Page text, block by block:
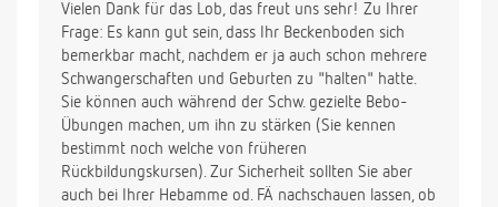
Vielen Dank für das Lob, das freut uns sehr! Zu Ihrer
Frage: Es kann gut sein, dass Ihr Beckenboden sich
bemerkbar macht, nachdem er ja auch schon mehrere
Schwangerschaften und Geburten zu "halten" hatte.
Sie können auch während der Schw. gezielte Bebo-
Übungen machen, um ihn zu stärken (Sie kennen
bestimmt noch welche von früheren
Rückbildungskursen). Zur Sicherheit sollten Sie aber
auch bei Ihrer Hebamme od. FÄ nachschauen lassen, ob